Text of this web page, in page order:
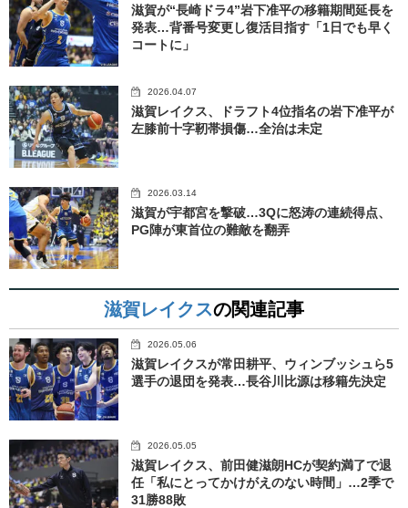
滋賀が“長崎ドラ4”岩下准平の移籍期間延長を
発表…背番号変更し復活目指す「1日でも早く
コートに」
2026.04.07
滋賀レイクス、ドラフト4位指名の岩下准平が
左膝前十字靭帯損傷…全治は未定
2026.03.14
滋賀が宇都宮を撃破…3Qに怒涛の連続得点、
PG陣が東首位の難敵を翻弄
滋賀レイクスの関連記事
2026.05.06
滋賀レイクスが常田耕平、ウィンブッシュら5
選手の退団を発表…長谷川比源は移籍先決定
2026.05.05
滋賀レイクス、前田健滋朗HCが契約満了で退
任「私にとってかけがえのない時間」…2季で
31勝88敗